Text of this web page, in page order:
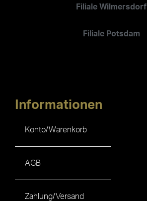
Filiale Wilmersdorf
Filiale Potsdam
Informationen
Konto/Warenkorb
AGB
Zahlung/Versand